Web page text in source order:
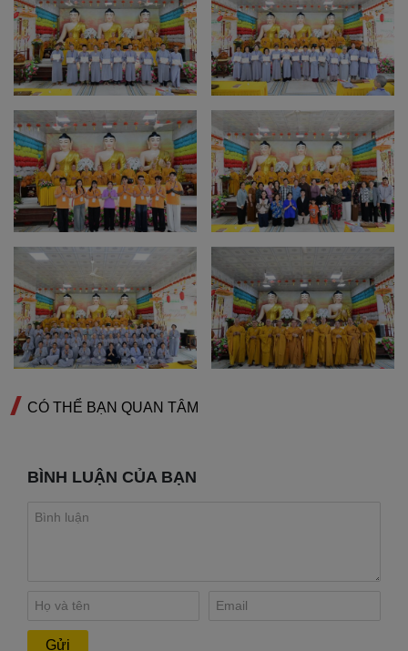
CÓ THỂ BẠN QUAN TÂM
BÌNH LUẬN CỦA BẠN